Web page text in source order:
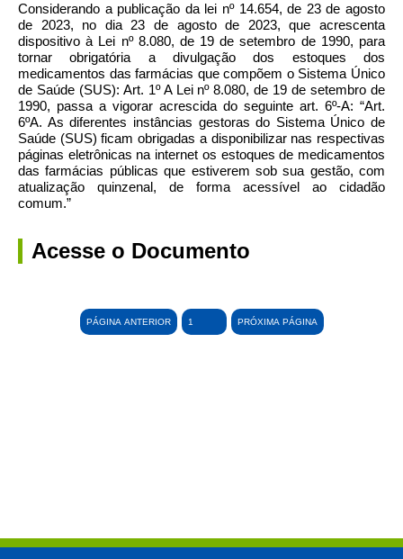
Considerando a publicação da lei nº 14.654, de 23 de agosto
de 2023, no dia 23 de agosto de 2023, que acrescenta
dispositivo à Lei nº 8.080, de 19 de setembro de 1990, para
tornar obrigatória a divulgação dos estoques dos
medicamentos das farmácias que compõem o Sistema Único
de Saúde (SUS): Art. 1º A Lei nº 8.080, de 19 de setembro de
1990, passa a vigorar acrescida do seguinte art. 6º-A: “Art.
6ºA. As diferentes instâncias gestoras do Sistema Único de
Saúde (SUS) ficam obrigadas a disponibilizar nas respectivas
páginas eletrônicas na internet os estoques de medicamentos
das farmácias públicas que estiverem sob sua gestão, com
atualização quinzenal, de forma acessível ao cidadão
comum.”
Acesse o Documento
PÁGINA ANTERIOR PRÓXIMA PÁGINA